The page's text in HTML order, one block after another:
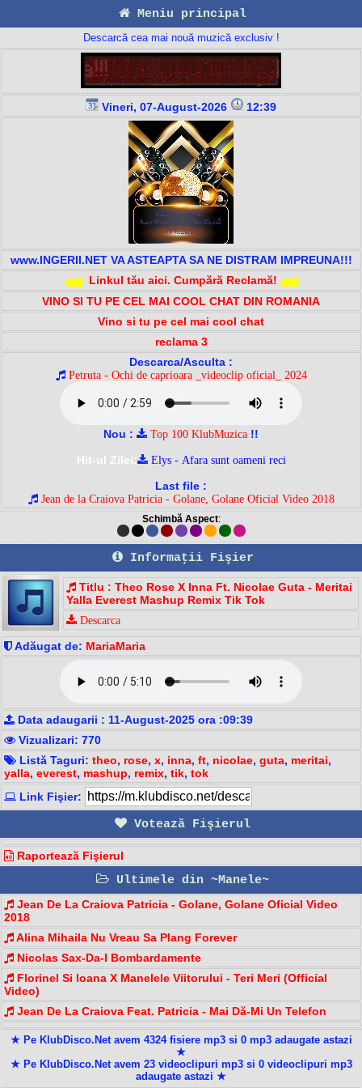
Meniu principal
Descarcă cea mai nouă muzică exclusiv !
Vineri, 07-August-2026 12:39
www.INGERII.NET VA ASTEAPTA SA NE DISTRAM IMPREUNA!!!
Linkul tău aici. Cumpără Reclamă!
VINO SI TU PE CEL MAI COOL CHAT DIN ROMANIA
Vino si tu pe cel mai cool chat
reclama 3
Descarca/Asculta :
Petruta - Ochi de caprioara _videoclip oficial_ 2024
Nou : Top 100 KlubMuzica !!
Hit-ul Zilei:
Elys - Afara sunt oameni reci
Last file :
Jean de la Craiova Patricia - Golane, Golane Oficial Video 2018
Schimbă Aspect:
Informaţii Fişier
Titlu : Theo Rose X Inna Ft. Nicolae Guta - Meritai
Yalla Everest Mashup Remix Tik Tok
Descarca
Adăugat de: MariaMaria
Data adaugarii : 11-August-2025 ora :09:39
Vizualizari: 770
Listă Taguri: theo, rose, x, inna, ft, nicolae, guta, meritai,
yalla, everest, mashup, remix, tik, tok
Link Fişier:
Votează Fişierul
Raportează Fişierul
Ultimele din ~Manele~
Jean De La Craiova Patricia - Golane, Golane Oficial Video
2018
Alina Mihaila Nu Vreau Sa Plang Forever
Nicolas Sax-Da-I Bombardamente
Florinel Si Ioana X Manelele Viitorului - Teri Meri (Official
Video)
Jean De La Craiova Feat. Patricia - Mai Dă-Mi Un Telefon
★ Pe KlubDisco.Net avem 4324 fisiere mp3 si 0 mp3 adaugate astazi
★
★ Pe KlubDisco.Net avem 23 videoclipuri mp3 si 0 videoclipuri mp3
adaugate astazi ★